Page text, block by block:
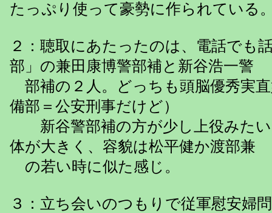
たっぷり使って豪勢に作られている
２：聴取にあたったのは、電話でも
部」の兼田康博警部補と新谷浩一警
部補の２人。どっちも頭脳優秀実
備部＝公安刑事だけど）
新谷警部補の方が少し上役みたい
体が大きく、容貌は松平健か渡部兼
の若い時に似た感じ。
３：立ち会いのつもりで従軍慰安婦